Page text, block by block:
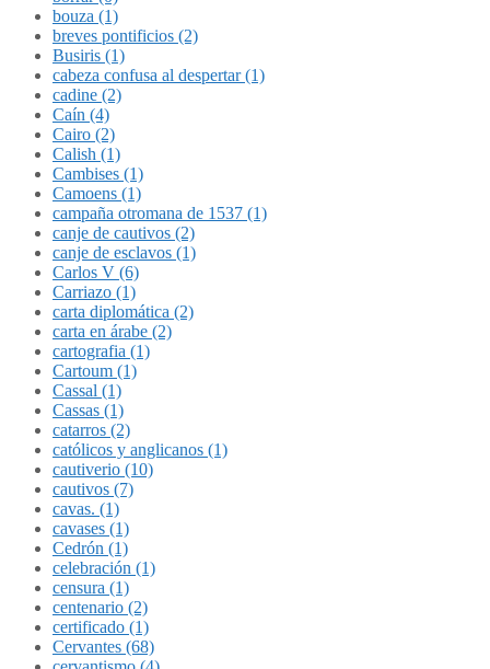
bouza (1)
breves pontificios (2)
Busiris (1)
cabeza confusa al despertar (1)
cadine (2)
Caín (4)
Cairo (2)
Calish (1)
Cambises (1)
Camoens (1)
campaña otromana de 1537 (1)
canje de cautivos (2)
canje de esclavos (1)
Carlos V (6)
Carriazo (1)
carta diplomática (2)
carta en árabe (2)
cartografia (1)
Cartoum (1)
Cassal (1)
Cassas (1)
catarros (2)
católicos y anglicanos (1)
cautiverio (10)
cautivos (7)
cavas. (1)
cavases (1)
Cedrón (1)
celebración (1)
censura (1)
centenario (2)
certificado (1)
Cervantes (68)